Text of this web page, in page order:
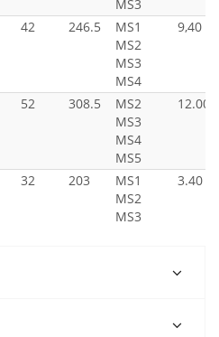
MS3
42 246.5
MS1
MS2
MS3
MS4
9,40
52 308.5
MS2
MS3
MS4
MS5
12.00
32 203
MS1
MS2
MS3
3.40